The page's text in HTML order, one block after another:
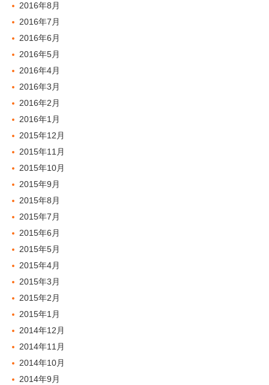
2016年8月
2016年7月
2016年6月
2016年5月
2016年4月
2016年3月
2016年2月
2016年1月
2015年12月
2015年11月
2015年10月
2015年9月
2015年8月
2015年7月
2015年6月
2015年5月
2015年4月
2015年3月
2015年2月
2015年1月
2014年12月
2014年11月
2014年10月
2014年9月